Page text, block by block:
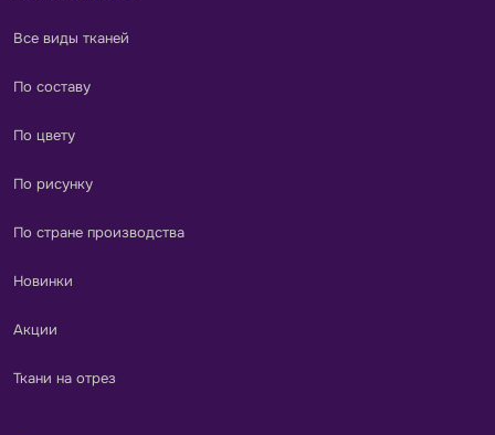
Все виды тканей
По составу
По цвету
По рисунку
По стране производства
Новинки
Акции
Ткани на отрез